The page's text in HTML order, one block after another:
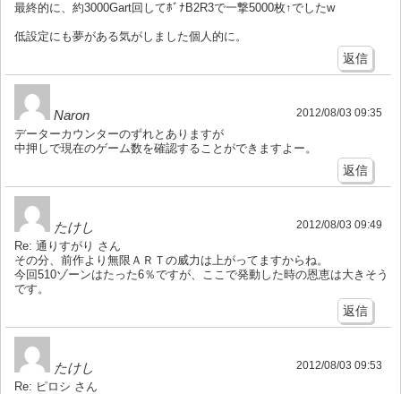
最終的に、約3000Gart回してﾎﾞﾅB2R3で一撃5000枚↑でしたw
低設定にも夢がある気がしました個人的に。
返信
Naron 2012/08/03 09:35
データーカウンターのずれとありますが
中押しで現在のゲーム数を確認することができますよー。
返信
たけし 2012/08/03 09:49
Re: 通りすがり さん
その分、前作より無限ＡＲＴの威力は上がってますからね。
今回510ゾーンはたった6％ですが、ここで発動した時の恩恵は大きそう
です。
返信
たけし 2012/08/03 09:53
Re: ピロシ さん